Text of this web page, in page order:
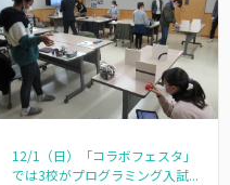
12/1（日）「コラボフェスタ」
では3校がプログラミング入試...